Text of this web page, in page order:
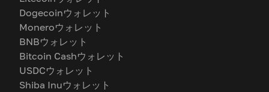
Dogecoinウォレット
Moneroウォレット
BNBウォレット
Bitcoin Cashウォレット
USDCウォレット
Shiba Inuウォレット